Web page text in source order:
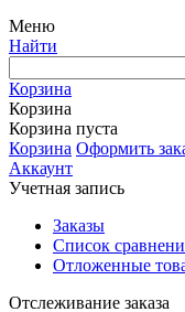
Меню
Найти
Корзина
Корзина
Корзина пуста
Корзина Оформить
Аккаунт
Учетная запись
Заказы
Список
Отложенные
Отслеживание заказа